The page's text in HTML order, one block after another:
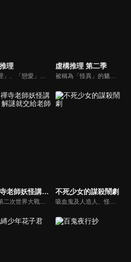
理
「推理」、「戀愛」、「都市傳說」、「非人者」 ── 誰都不可能預料到接下來的發展！！ 無論有多麼合理，此推理仍是虛構的。成為 「妖怪」 們智慧之神的少女岩永琴子，一見鍾情的對象櫻川九郎竟畏懼 「妖怪」？兩人遇上的異想天開事件和戀情將會何去何從呢？令人驚愕的戀愛☓傳奇☓推理故事就此開始！
虛構推理 第二季
被稱為「怪異」的魑魅魍魎理所當然地存在在這個人世間。擔當「怪異」們的【智慧之神】的人類少女・岩永琴子，日復一日為了與「怪異」們有關的奇妙事件奔走。而伴隨在琴子身邊的，是她一見鍾情的對象、亦是連「怪異」們都視為怪物、避之唯恐不及的男人・櫻川九郎。兩人通力合作，面對各種脫離常理的神秘事件的故事。
中禪寺老師妖怪講義錄 解謎就交給老師
描述第二次世界大戰剛結束之後的東京，美戶川高中來了一位名叫中禪寺秋彥的國語老師。這位老師總是板著臉，而且不想跟學生親近，因此在學校裡，稍微造成話題。某天，學校出現了所謂的「圖書室的幽靈」，在看到這個幽靈的同學，嚇得不敢上學的時候，一位名叫日下部栞奈的女同學得知原來這個「幽靈」就是中禪寺老師，兩人就因此這樣認識了。而因為中禪寺具有優秀的推理能力，因此當栞奈遇到不可思議的事情時，都會來找中禪寺幫忙。
不死少女的謀殺鬧劇
吸血鬼及人造人、怪盜、狼人、開膛手，還有名偵探...在異形蠢動的十九世紀末歐洲，人類親和派的吸血鬼遭到銀樁貫穿虐殺死亡。找來解決此案的，是專門處理人類避之唯恐不及的「怪物案件」的專門偵探輪堂鴉夜，以及帶著奇怪鳥籠的男人真打津輕。他們從留存的線索和怪物才具備的特性導出推理。充滿謎團宛如噩夢的笑劇，在此開幕！